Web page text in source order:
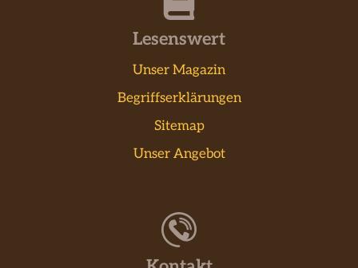
Lesenswert
Unser Magazin
Begriffserklärungen
Sitemap
Unser Angebot